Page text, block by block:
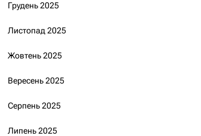
Грудень 2025
Листопад 2025
Жовтень 2025
Вересень 2025
Серпень 2025
Липень 2025